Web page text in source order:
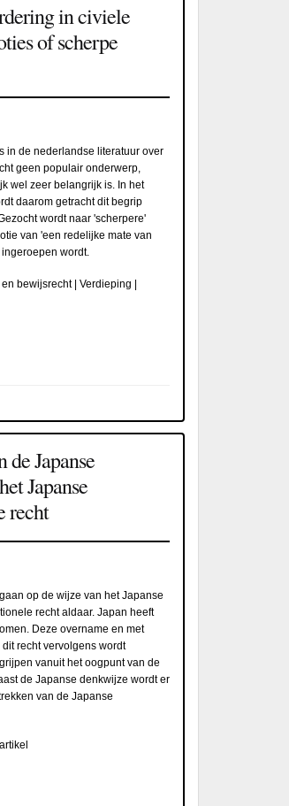
in civiele
of scherpe
in de nederlandse literatuur over
geen populair onderwerp,
wel zeer belangrijk is. In het
daarom getracht dit begrip
wordt naar 'scherpere'
van 'een redelijke mate van
wordt.
bewijsrecht | Verdieping |
de Japanse
Japanse
recht
op de wijze van het Japanse
recht aldaar. Japan heeft
Deze overname en met
recht vervolgens wordt
vanuit het oogpunt van de
de Japanse denkwijze wordt er
van de Japanse